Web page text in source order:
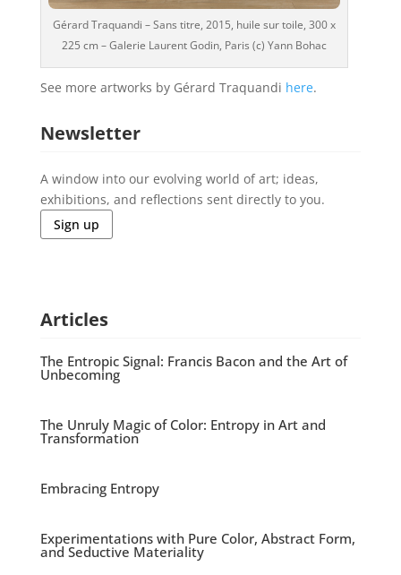
Gérard Traquandi – Sans titre, 2015, huile sur toile, 300 x
225 cm – Galerie Laurent Godin, Paris (c) Yann Bohac
See more artworks by Gérard Traquandi here.
Newsletter
A window into our evolving world of art; ideas,
exhibitions, and reflections sent directly to you.
Sign up
Articles
The Entropic Signal: Francis Bacon and the Art of
Unbecoming
The Unruly Magic of Color: Entropy in Art and
Transformation
Embracing Entropy
Experimentations with Pure Color, Abstract Form,
and Seductive Materiality